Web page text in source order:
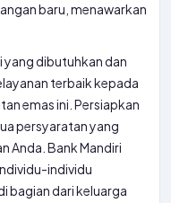
baru, menawarkan
yang dibutuhkan dan
terbaik kepada
emas ini. Persiapkan
persyaratan yang
Anda. Bank Mandiri
individu
bagian dari keluarga